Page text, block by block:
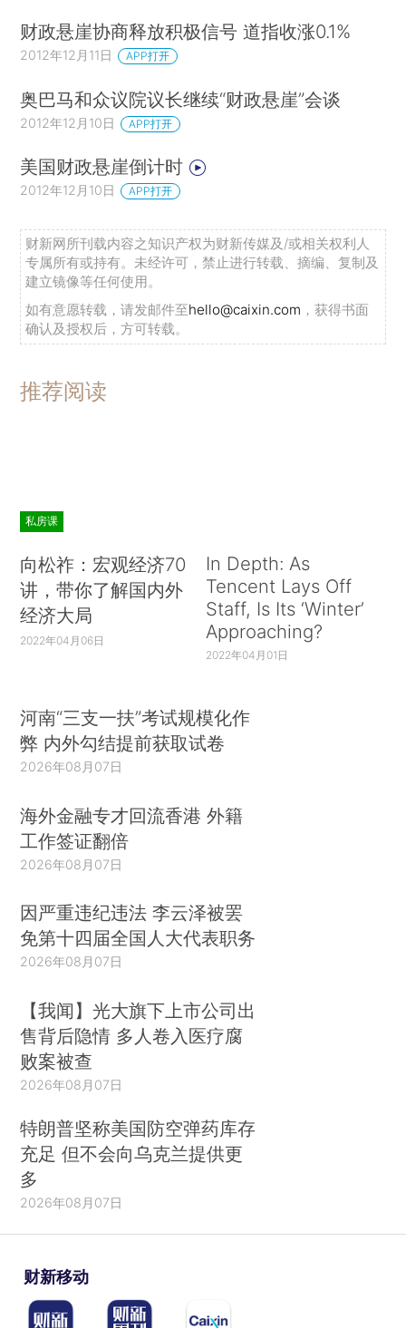
财政悬崖协商释放积极信号 道指收涨0.1%
2012年12月11日 APP打开
奥巴马和众议院议长继续“财政悬崖”会谈
2012年12月10日 APP打开
美国财政悬崖倒计时
2012年12月10日 APP打开
财新网所刊载内容之知识产权为财新传媒及/或相关权利人
专属所有或持有。未经许可，禁止进行转载、摘编、复制及
建立镜像等任何使用。
如有意愿转载，请发邮件至hello@caixin.com ，获得书面
确认及授权后，方可转载。
推荐阅读
私房课
向松祚：宏观经济70
讲，带你了解国内外
经济大局
2022年04月06日
In Depth: As
Tencent Lays Off
Staff, Is Its ‘Winter’
Approaching?
2022年04月01日
河南“三支一扶”考试规模化作
弊 内外勾结提前获取试卷
2026年08月07日
海外金融专才回流香港 外籍
工作签证翻倍
2026年08月07日
因严重违纪违法 李云泽被罢
免第十四届全国人大代表职务
2026年08月07日
【我闻】光大旗下上市公司出
售背后隐情 多人卷入医疗腐
败案被查
2026年08月07日
特朗普坚称美国防空弹药库存
充足 但不会向乌克兰提供更
多
2026年08月07日
财新移动